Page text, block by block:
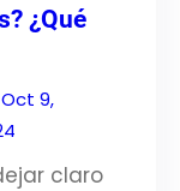
¿Qué
Oct 9,
claro